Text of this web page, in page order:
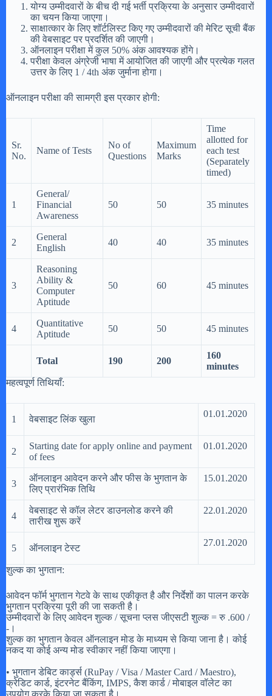
योग्य उम्मीदवारों के बीच दी गई भर्ती प्रक्रिया के अनुसार उम्मीदवारों
का चयन किया जाएगा।
साक्षात्कार के लिए शॉर्टलिस्ट किए गए उम्मीदवारों की मेरिट सूची बैंक
की वेबसाइट पर प्रदर्शित की जाएगी।
ऑनलाइन परीक्षा में कुल 50% अंक आवश्यक होंगे।
परीक्षा केवल अंग्रेजी भाषा में आयोजित की जाएगी और प्रत्येक गलत
उत्तर के लिए 1 / 4th अंक जुर्माना होगा।
ऑनलाइन परीक्षा की सामग्री इस प्रकार होगी:
Sr.
No.
Name of Tests
No of
Questions
Maximum
Marks
Time
allotted for
each test
(Separately
timed)
1
General/
Financial
Awareness
50 50 35 minutes
2
General
English
40 40 35 minutes
3
Reasoning
Ability &
Computer
Aptitude
50 60 45 minutes
4
Quantitative
Aptitude
50 50 45 minutes
Total 190 200
160
minutes
महत्वपूर्ण तिथियाँ:
1 वेबसाइट लिंक खुला
01.01.2020
2
Starting date for apply online and payment
of fees
01.01.2020
3
ऑनलाइन आवेदन करने और फीस के भुगतान के
लिए प्रारंभिक तिथि
15.01.2020
4
वेबसाइट से कॉल लेटर डाउनलोड करने की
तारीख शुरू करें
22.01.2020
5 ऑनलाइन टेस्ट
27.01.2020
शुल्क का भुगतान:
आवेदन फॉर्म भुगतान गेटवे के साथ एकीकृत है और निर्देशों का पालन करके
भुगतान प्रक्रिया पूरी की जा सकती है।
उम्मीदवारों के लिए आवेदन शुल्क / सूचना प्लस जीएसटी शुल्क = रु .600 /
-।
शुल्क का भुगतान केवल ऑनलाइन मोड के माध्यम से किया जाना है। कोई
नकद या कोई अन्य मोड स्वीकार नहीं किया जाएगा।
• भुगतान डेबिट कार्ड्स (RuPay / Visa / Master Card / Maestro),
क्रेडिट कार्ड, इंटरनेट बैंकिंग, IMPS, कैश कार्ड / मोबाइल वॉलेट का
उपयोग करके किया जा सकता है।